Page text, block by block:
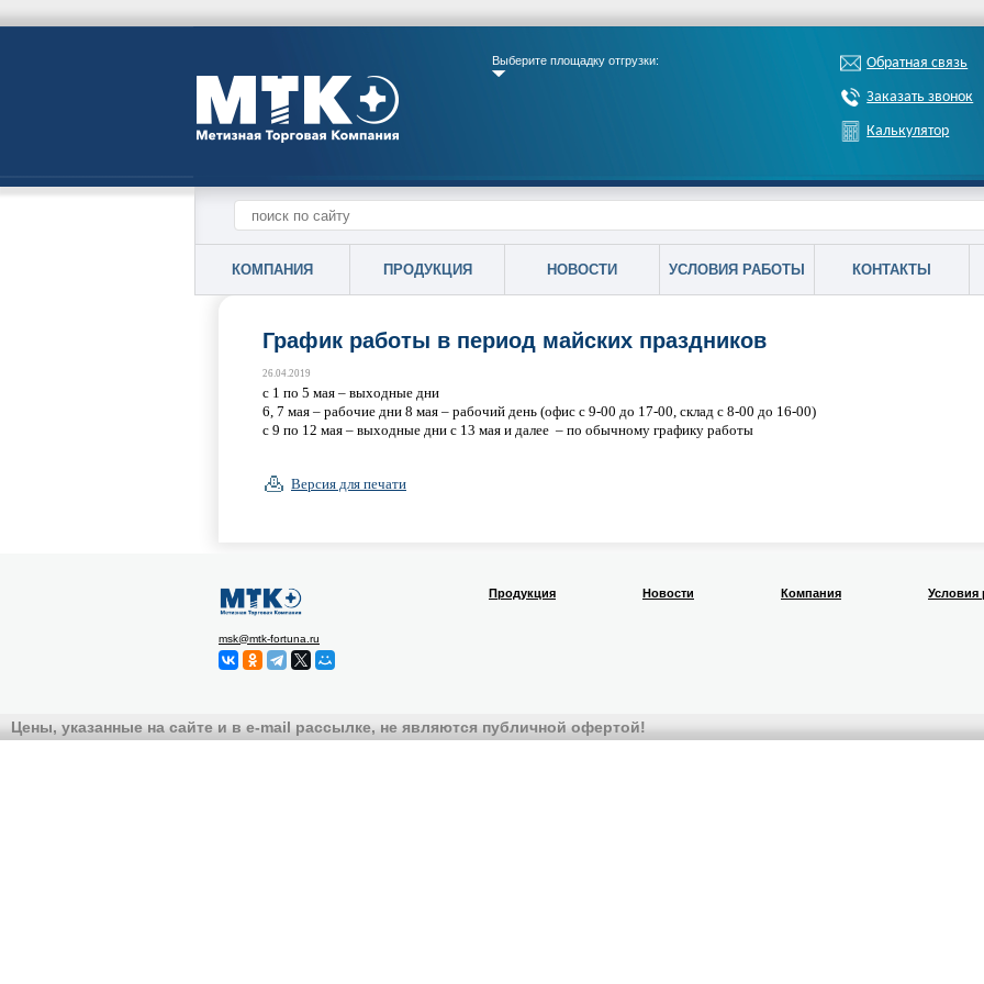
Выберите площадку отгрузки: Обратная связь
Заказать звонок
Калькулятор
КОМПАНИЯ ПРОДУКЦИЯ НОВОСТИ УСЛОВИЯ РАБОТЫ КОНТАКТЫ
График работы в период майских праздников
26.04.2019
с 1 по 5 мая – выходные дни
6, 7 мая – рабочие дни 8 мая – рабочий день (офис с 9-00 до 17-00, склад с 8-00 до 16-00)
с 9 по 12 мая – выходные дни с 13 мая и далее – по обычному графику работы
Версия для печати
msk@mtk-fortuna.ru
Продукция Новости Компания Условия
Цены, указанные на сайте и в e-mail рассылке, не являются публичной офертой!